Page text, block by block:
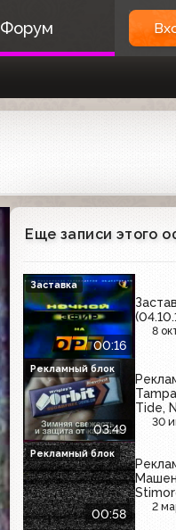
Форум
Еще записи этого
00:16
8
Заставка
03:49
Tide,
30
Рекламный блок
00:58
2
Рекламный блок